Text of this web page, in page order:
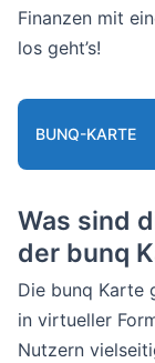
Finanzen mit
los geht’s!
BUNQ-KARTE
Was sind
der bunq
Die bunq Karte
in virtueller
Nutzern